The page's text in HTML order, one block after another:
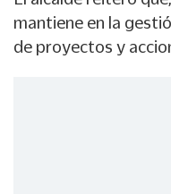
mantiene en la
de proyectos y